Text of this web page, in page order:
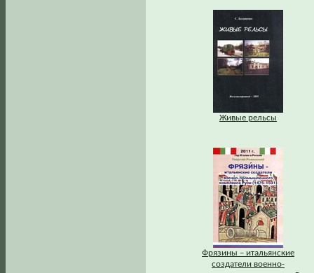
Живые рельсы
Фрязины – итальянские
создатели военно-